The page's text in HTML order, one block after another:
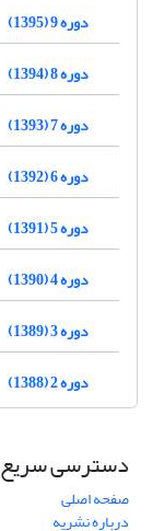
دوره 9 (1395)
دوره 8 (1394)
دوره 7 (1393)
دوره 6 (1392)
دوره 5 (1391)
دوره 4 (1390)
دوره 3 (1389)
دوره 2 (1388)
دسترسی سریع
صفحه اصلی
درباره نشریه